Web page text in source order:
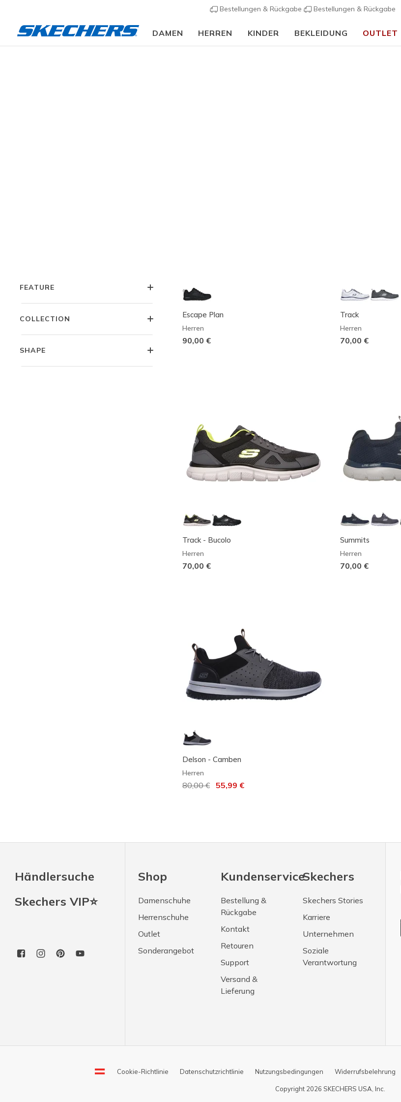
Bestellungen & Rückgabe Bestellungen & Rückgabe
DAMEN HERREN KINDER BEKLEIDUNG OUTLET
FEATURE
COLLECTION
SHAPE
Escape Plan
Herren
90,00 €
Track
Herren
70,00 €
Track - Bucolo
Herren
70,00 €
Summits
Herren
70,00 €
Delson - Camben
Herren
Reduziert von
80,00 € auf
55,99 €
Händlersuche
Skechers VIP⭐
Shop
Damenschuhe
Herrenschuhe
Outlet
Sonderangebot
Kundenservice
Bestellung &
Rückgabe
Kontakt
Retouren
Support
Versand &
Lieferung
Skechers
Skechers Stories
Karriere
Unternehmen
Soziale
Verantwortung
Cookie-Richtlinie Datenschutzrichtlinie Nutzungsbedingungen Widerrufsbelehrung
Copyright 2026 SKECHERS USA, Inc.